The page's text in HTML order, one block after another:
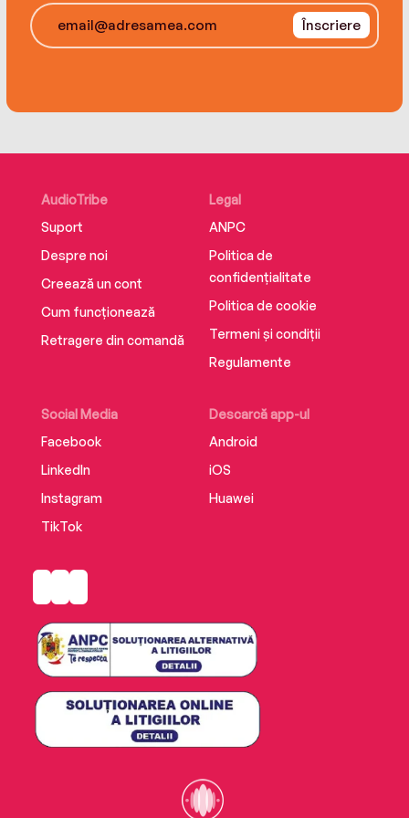
Înscriere
AudioTribe
Suport
Despre noi
Creează un cont
Cum funcționează
Retragere din comandă
Social Media
Facebook
LinkedIn
Instagram
TikTok
Descarcă app-ul
Android
iOS
Huawei
Legal
ANPC
Politica de
confidențialitate
Politica de cookie
Termeni și condiții
Regulamente